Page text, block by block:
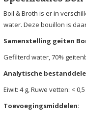
Boil & Broth is er in
water. Deze bouillon is
Samenstelling geiten
Gefilterd water, 70%
Analytische
Eiwit: 4 g, Ruwe vetten: <
Toevoegingsmiddelen: